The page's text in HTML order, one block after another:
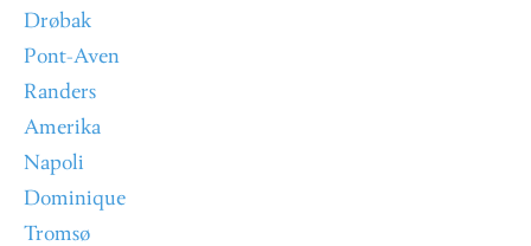
Drøbak
Pont-Aven
Randers
Amerika
Napoli
Dominique
Tromsø